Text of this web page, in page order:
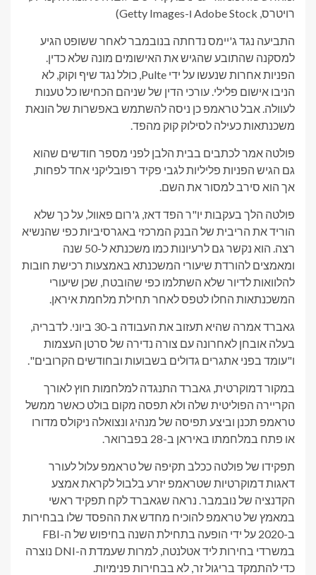
רויטרס, Adobe Stock ו-Getty Images)
התביעה נגד ג'יימס נדחתה בנובמבר לאחר ששופט הגיע
למסקנה שהתובע שהגיש את האישומים מונה שלא כדין.
הפניות אחרות שנעשו על ידי Pulte, כולל נגד שיף וקוק, לא
הניבו אישום פלילי. עורכי הדין של שניהם הכחישו כל טענות
לעוולה. אבל טראמפ כן ניסה להשתמש באפשרות של הונאת
משכנתאות כעילה לסילוק קוק מהפד.
פולטה אמר לכתבים בבית הלבן לפני מספר חודשים שהוא
גם הגיש הפניות פליליות לגבי פקיד רפובליקני אחד לפחות,
אך הוא סירב למסור את השם.
פולטה הלך בעקבות יו"ר הפד דאז, ג'רום פאוול, על כך שלא
הוריד את הריבית של הבנק המרכזי באגרסיביות כפי שהנשיא
רצה. הוא נקשר גם לרעיונות כמו משכנתא ל-50 שנה
ומאמצים להורדת שיעורי המשכנתא באמצעות רכישת חובות
להלוואות לדיור שלא השתלמו כפי שהובטח, שכן שיעורי
המשכנתאות החלו לטפס לאחר תחילת מלחמת איראן.
גאברד אמרה שהיא תעזוב את העבודה ב-30 ביוני. לדבריה,
בעלה אובחן לאחרונה עם צורה נדירה של סרטן העצמות
ו"עומד בפני אתגרים גדולים בשבועות ובחודשים הקרובים".
במקור דמוקרטית, גאברד התנגדה למלחמות חוץ לאורך
הקריירה הפוליטית שלה ולא תפסה מקום בולט כאשר ממשל
טראמפ תכנן וביצע תפיסה של מנהיג ונצואלה ניקולס מדורו
או פתח במלחמתו באיראן ב-28 בפברואר.
תפקידו של פולטה ככלב תקיפה של טראמפ עלול לעורר
דאגות דמוקרטיות שטראמפ יזרע בלבול לקראת אמצע
הקדנציה של נובמבר. נראה שגאברד לקח תפקיד ראשי
במאמץ של טראמפ להוכיח מחדש את ההפסד שלו בבחירות
ב-2020 על ידי הופעה בתחילת השנה בחיפוש של ה-FBI
במשרדי בחירות ליד אטלנטה, למרות שעמדת ה-DNI נוצרה
כדי להתמקד בריגול זר, לא בבחירות פנימיות.